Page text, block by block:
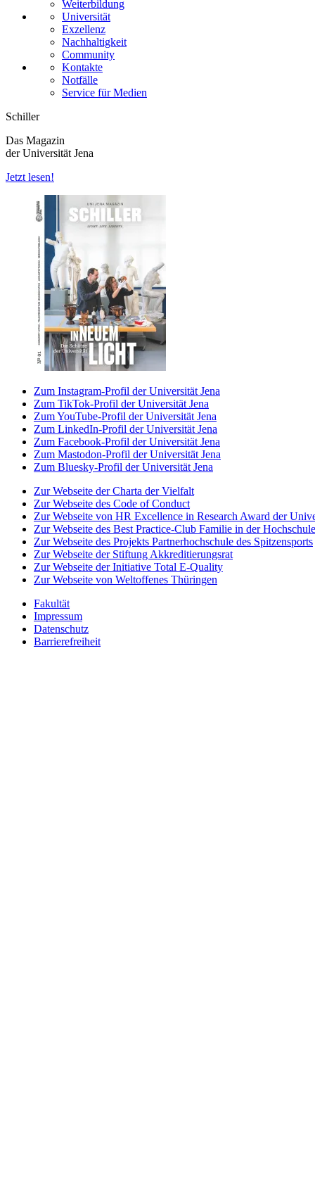
Weiterbildung
Universität
Exzellenz
Nachhaltigkeit
Community
Kontakte
Notfälle
Service für Medien
Schiller
Das Magazin
der Universität Jena
Jetzt lesen!
Zum Instagram-Profil der Universität Jena
Zum TikTok-Profil der Universität Jena
Zum YouTube-Profil der Universität Jena
Zum LinkedIn-Profil der Universität Jena
Zum Facebook-Profil der Universität Jena
Zum Mastodon-Profil der Universität Jena
Zum Bluesky-Profil der Universität Jena
Zur Webseite der Charta der Vielfalt
Zur Webseite des Code of Conduct
Zur Webseite von HR Excellence in Research Award der
Zur Webseite des Best Practice-Club Familie in der Hochschule
Zur Webseite des Projekts Partnerhochschule des Spitzensports
Zur Webseite der Stiftung Akkreditierungsrat
Zur Webseite der Initiative Total E-Quality
Zur Webseite von Weltoffenes Thüringen
Fakultät
Impressum
Datenschutz
Barrierefreiheit